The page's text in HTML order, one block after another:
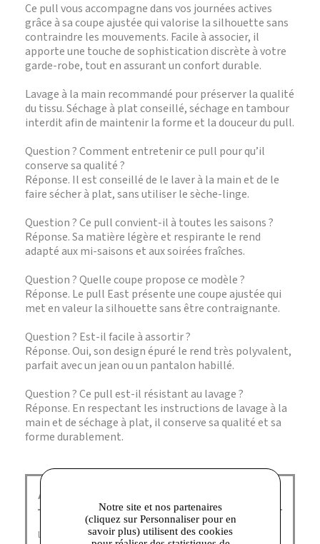
Ce pull vous accompagne dans vos journées actives
grâce à sa coupe ajustée qui valorise la silhouette sans
contraindre les mouvements. Facile à associer, il
apporte une touche de sophistication discrète à votre
garde-robe, tout en assurant un confort durable.
Lavage à la main recommandé pour préserver la qualité
du tissu. Séchage à plat conseillé, séchage en tambour
interdit afin de maintenir la forme et la douceur du pull.
Question ? Comment entretenir ce pull pour qu’il
conserve sa qualité ?
Réponse. Il est conseillé de le laver à la main et de le
faire sécher à plat, sans utiliser le sèche-linge.
Question ? Ce pull convient-il à toutes les saisons ?
Réponse. Sa matière légère et respirante le rend
adapté aux mi-saisons et aux soirées fraîches.
Question ? Quelle coupe propose ce modèle ?
Réponse. Le pull East présente une coupe ajustée qui
met en valeur la silhouette sans être contraignante.
Question ? Est-il facile à assortir ?
Réponse. Oui, son design épuré le rend très polyvalent,
parfait avec un jean ou un pantalon habillé.
Question ? Ce pull est-il résistant au lavage ?
Réponse. En respectant les instructions de lavage à la
main et de séchage à plat, il conserve sa qualité et sa
forme durablement.
American Vintage Corbeil :
La marque American Vintage outlet a été fondée en 2005
Notre site et nos partenaires
(cliquez sur Personnaliser pour en
savoir plus) utilisent des cookies